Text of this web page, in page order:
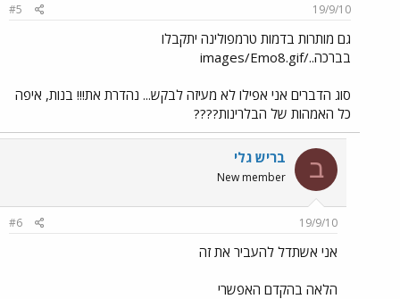
19/9/10
#5
גם מותרות בדמות טרמפולינה יתקבלו
בברכה../images/Emo8.gif
סוג הדברים אני אפילו לא מעיזה לבקש... נהדרת את!!! בנות, איפה
כל האמהות של הבלרינות????
ב בריש גלי
New member
19/9/10
#6
אני אשתדל להעביר את זה
הלאה בהקדם האפשרי